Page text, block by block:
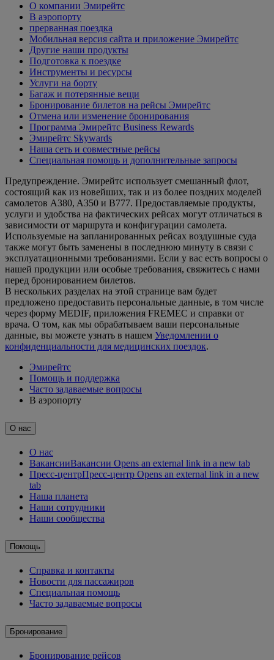
О компании Эмирейтс
В аэропорту
прерванная поездка
Мобильная версия сайта и приложение Эмирейтс
Другие наши продукты
Подготовка к поездке
Инструменты и ресурсы
Услуги на борту
Багаж и потерянные вещи
Бронирование билетов на рейсы Эмирейтс
Отмена или изменение бронирования
Программа Эмирейтс Business Rewards
Эмирейтс Skywards
Наша сеть и совместные рейсы
Специальная помощь и дополнительные запросы
Предупреждение. Эмирейтс использует смешанный флот,
состоящий как из новейших, так и из более поздних моделей
самолетов A380, A350 и B777. Предоставляемые продукты,
услуги и удобства на фактических рейсах могут отличаться в
зависимости от маршрута и конфигурации самолета.
Используемые на запланированных рейсах воздушные суда
также могут быть заменены в последнюю минуту в связи с
эксплуатационными требованиями. Если у вас есть вопросы о
нашей продукции или особые требования, свяжитесь с нами
перед бронированием билетов.
В нескольких разделах на этой странице вам будет
предложено предоставить персональные данные, в том числе
через форму MEDIF, приложения FREMEC и справки от
врача. О том, как мы обрабатываем ваши персональные
данные, вы можете узнать в нашем Уведомлении о
конфиденциальности для медицинских поездок.
Эмирейтс
Помощь и поддержка
Часто задаваемые вопросы
В аэропорту
О нас
О нас
ВакансииВакансии Opens an external link in a new tab
Пресс-центрПресс-центр Opens an external link in a new
tab
Наша планета
Наши сотрудники
Наши сообщества
Помощь
Справка и контакты
Новости для пассажиров
Специальная помощь
Часто задаваемые вопросы
Бронирование
Бронирование рейсов